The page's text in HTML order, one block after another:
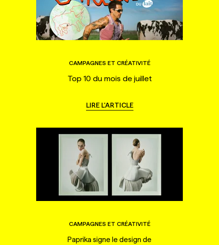
CAMPAGNES ET CRÉATIVITÉ
Top 10 du mois de juillet
LIRE L'ARTICLE
CAMPAGNES ET CRÉATIVITÉ
Paprika signe le design de